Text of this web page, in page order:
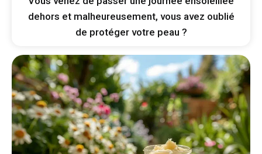
dehors et malheureusement, vous avez oublié
de protéger votre peau ?